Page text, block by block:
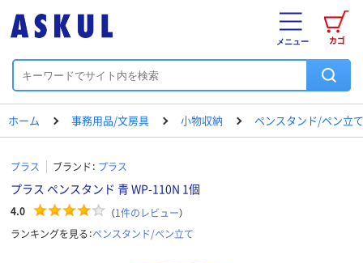
カゴ
メニュー
ホーム 事務用品/文房具 小物収納 ペンスタンド/ペン立て
プラス ブランド： プラス
プラス ペンスタンド 青 WP-110N 1個
4.0 （1件のレビュー）
ランキングを見る：ペンスタンド/ペン立て